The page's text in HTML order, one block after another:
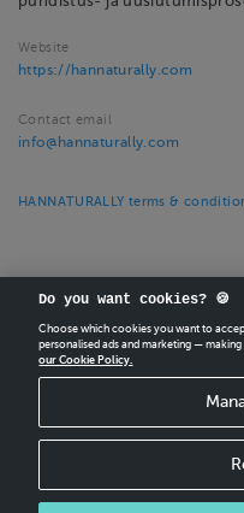
Website
https://hannaturally.com
Contact email
info@hannaturally.com
HANNATURALLY terms &
CREATEYOUR OWN
Holvi Payment Services Ltd is
Finland as an Authorised
Do you want cookies? 🍪
Choose which cookies you want to
personalised ads and marketing —
our Cookie Policy.